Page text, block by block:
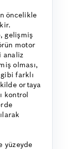
öncelikle
gelişmiş
motor
analiz
olması,
farklı
ortaya
kontrol
yüzeyde